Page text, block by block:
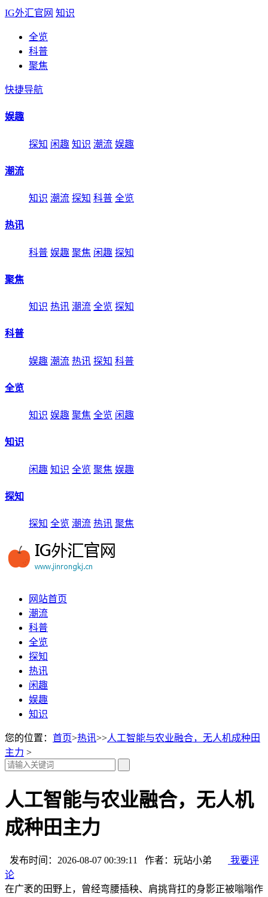
IG外汇官网 知识
全览
科普
聚焦
快捷导航
娱趣
探知 闲趣 知识 潮流 娱趣
潮流
知识 潮流 探知 科普 全览
热讯
科普 娱趣 聚焦 闲趣 探知
聚焦
知识 热讯 潮流 全览 探知
科普
娱趣 潮流 热讯 探知 科普
全览
知识 娱趣 聚焦 全览 闲趣
知识
闲趣 知识 全览 聚焦 娱趣
探知
探知 全览 潮流 热讯 聚焦
网站首页
潮流
科普
全览
探知
热讯
闲趣
娱趣
知识
您的位置： 首页>热讯>>人工智能与农业融合，无人机成种田
主力 >
人工智能与农业融合，无人机
成种田主力
发布时间：2026-08-07 00:39:11 作者：玩站小弟
我要评
论
在广袤的田野上，曾经弯腰插秧、肩挑背扛的身影正被嗡嗡作